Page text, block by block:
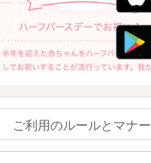
ご利用のルールとマナー